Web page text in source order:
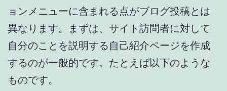
ョンメニューに含まれる点がブログ投稿とは
異なります。まずは、サイト訪問者に対して
自分のことを説明する自己紹介ページを作成
するのが一般的です。たとえば以下のような
ものです。